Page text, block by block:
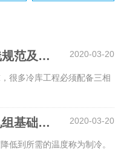
冷库工程安装三相电源接线规范及验收标准 2020-03-20
很多冷库工程必须配备三相
【螺杆制冷机】螺杆制冷机组基础知识 2020-03-20
低到所需的温度称为制冷。